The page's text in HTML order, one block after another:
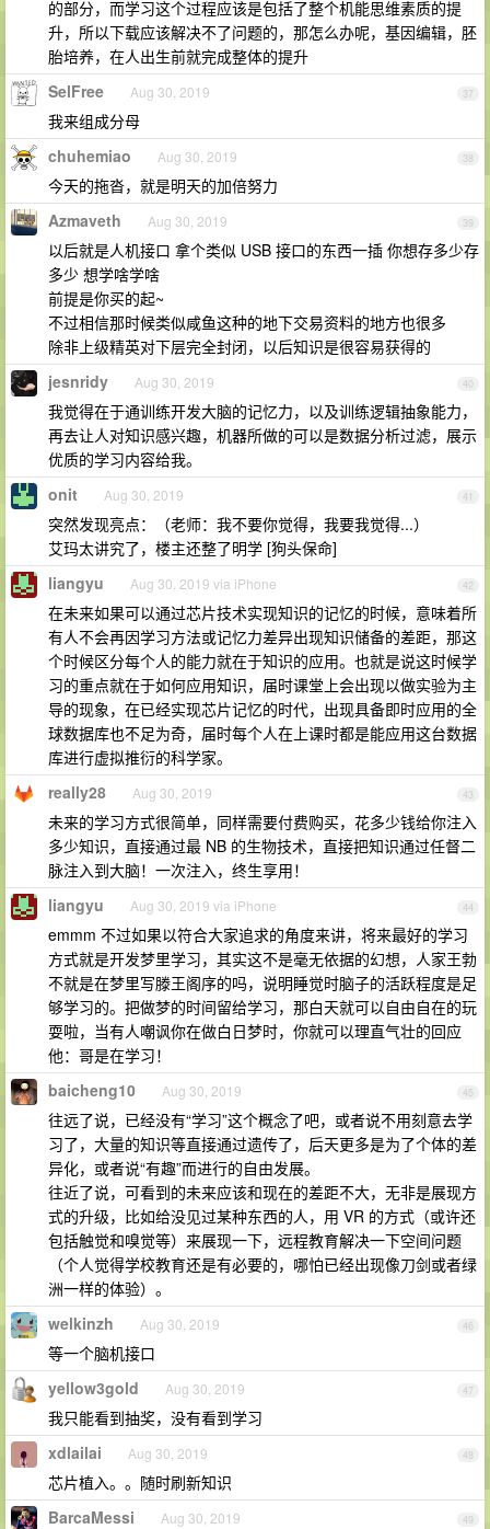
的部分，而学习这个过程应该是包括了整个机能思维素质的提
升，所以下载应该解决不了问题的，那怎么办呢，基因编辑，胚
胎培养，在人出生前就完成整体的提升
37
SelFree Aug 30, 2019
我来组成分母
38
chuhemiao Aug 30, 2019
今天的拖沓，就是明天的加倍努力
39
Azmaveth Aug 30, 2019
以后就是人机接口 拿个类似 USB 接口的东西一插 你想存多少存
多少 想学啥学啥
前提是你买的起~
不过相信那时候类似咸鱼这种的地下交易资料的地方也很多
除非上级精英对下层完全封闭，以后知识是很容易获得的
40
jesnridy Aug 30, 2019
我觉得在于通训练开发大脑的记忆力，以及训练逻辑抽象能力，
再去让人对知识感兴趣，机器所做的可以是数据分析过滤，展示
优质的学习内容给我。
41
onit Aug 30, 2019
突然发现亮点：（老师：我不要你觉得，我要我觉得...）
艾玛太讲究了，楼主还整了明学 [狗头保命]
42
liangyu Aug 30, 2019 via iPhone
在未来如果可以通过芯片技术实现知识的记忆的时候，意味着所
有人不会再因学习方法或记忆力差异出现知识储备的差距，那这
个时候区分每个人的能力就在于知识的应用。也就是说这时候学
习的重点就在于如何应用知识，届时课堂上会出现以做实验为主
导的现象，在已经实现芯片记忆的时代，出现具备即时应用的全
球数据库也不足为奇，届时每个人在上课时都是能应用这台数据
库进行虚拟推衍的科学家。
43
really28 Aug 30, 2019
未来的学习方式很简单，同样需要付费购买，花多少钱给你注入
多少知识，直接通过最 NB 的生物技术，直接把知识通过任督二
脉注入到大脑！一次注入，终生享用！
44
liangyu Aug 30, 2019 via iPhone
emmm 不过如果以符合大家追求的角度来讲，将来最好的学习
方式就是开发梦里学习，其实这不是毫无依据的幻想，人家王勃
不就是在梦里写滕王阁序的吗，说明睡觉时脑子的活跃程度是足
够学习的。把做梦的时间留给学习，那白天就可以自由自在的玩
耍啦，当有人嘲讽你在做白日梦时，你就可以理直气壮的回应
他：哥是在学习！
45
baicheng10 Aug 30, 2019
往远了说，已经没有“学习”这个概念了吧，或者说不用刻意去学
习了，大量的知识等直接通过遗传了，后天更多是为了个体的差
异化，或者说“有趣”而进行的自由发展。
往近了说，可看到的未来应该和现在的差距不大，无非是展现方
式的升级，比如给没见过某种东西的人，用 VR 的方式（或许还
包括触觉和嗅觉等）来展现一下，远程教育解决一下空间问题
（个人觉得学校教育还是有必要的，哪怕已经出现像刀剑或者绿
洲一样的体验）。
46
welkinzh Aug 30, 2019
等一个脑机接口
47
yellow3gold Aug 30, 2019
我只能看到抽奖，没有看到学习
48
xdlailai Aug 30, 2019
芯片植入。。随时刷新知识
49
BarcaMessi Aug 30, 2019